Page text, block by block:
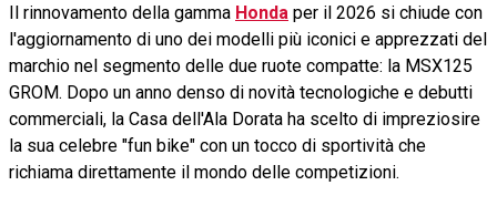
Il rinnovamento della gamma Honda per il 2026 si chiude con
l'aggiornamento di uno dei modelli più iconici e apprezzati del
marchio nel segmento delle due ruote compatte: la MSX125
GROM. Dopo un anno denso di novità tecnologiche e debutti
commerciali, la Casa dell'Ala Dorata ha scelto di impreziosire
la sua celebre "fun bike" con un tocco di sportività che
richiama direttamente il mondo delle competizioni.